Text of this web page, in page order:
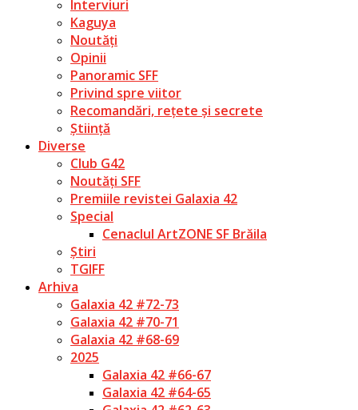
Interviuri
Kaguya
Noutăți
Opinii
Panoramic SFF
Privind spre viitor
Recomandări, rețete și secrete
Știință
Diverse
Club G42
Noutăți SFF
Premiile revistei Galaxia 42
Special
Cenaclul ArtZONE SF Brăila
Știri
TGIFF
Arhiva
Galaxia 42 #72-73
Galaxia 42 #70-71
Galaxia 42 #68-69
2025
Galaxia 42 #66-67
Galaxia 42 #64-65